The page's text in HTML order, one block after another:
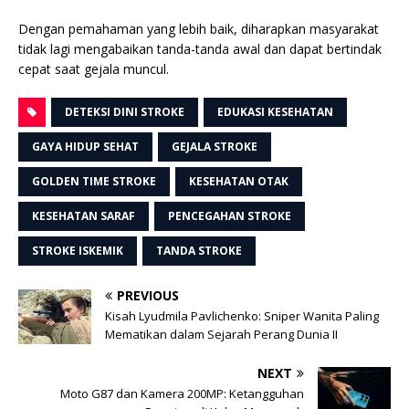
Dengan pemahaman yang lebih baik, diharapkan masyarakat
tidak lagi mengabaikan tanda-tanda awal dan dapat bertindak
cepat saat gejala muncul.
DETEKSI DINI STROKE EDUKASI KESEHATAN
GAYA HIDUP SEHAT GEJALA STROKE
GOLDEN TIME STROKE KESEHATAN OTAK
KESEHATAN SARAF PENCEGAHAN STROKE
STROKE ISKEMIK TANDA STROKE
PREVIOUS
Kisah Lyudmila Pavlichenko: Sniper Wanita Paling
Mematikan dalam Sejarah Perang Dunia II
NEXT
Moto G87 dan Kamera 200MP: Ketangguhan